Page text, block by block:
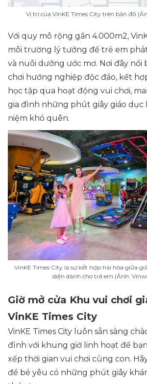
Vị trí của VinKE Times City trên bản đồ
Với quy mô rộng gần 4.000m2,
môi trường lý tưởng để trẻ em
và nuôi dưỡng ước mơ. Nơi đây nổi
chơi hướng nghiệp độc đáo, kết
học tập qua hoạt động vui chơi,
gia đình những phút giây giáo dục
niệm khó quên.
VinKE Times City là sự kết hợp hài hòa giữa
diện dành cho trẻ em (Ảnh:
Giờ mở cửa Khu vui chơi
VinKE Times City
VinKE Times City luôn sẵn sàng
đình với khung giờ linh hoạt để
xếp thời gian vui chơi cùng con.
để bé yêu có những phút giây